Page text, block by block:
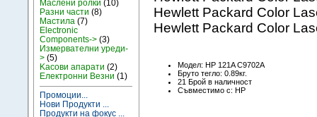
Маслени ролки (10)
Разни части (8)
Мастила (7)
Electronic
Components-> (3)
Измервателни уреди-
> (5)
Kасови апарати (2)
Електронни Везни (1)
Промоции...
Нови Продукти ...
Продукти на фокус ...
Hewlett Packard Color
Hewlett Packard Color
Модел: HP 121A C9702A
Бруто тегло: 0.89кг.
21 Брой в наличност
Съвместимо с: HP